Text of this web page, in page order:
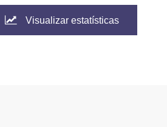
Visualizar estatísticas